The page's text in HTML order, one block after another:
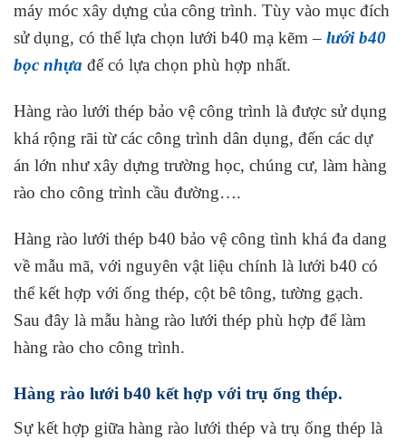
máy móc xây dựng của công trình. Tùy vào mục đích
sử dụng, có thể lựa chọn lưới b40 mạ kẽm – lưới b40
bọc nhựa để có lựa chọn phù hợp nhất.
Hàng rào lưới thép bảo vệ công trình là được sử dụng
khá rộng rãi từ các công trình dân dụng, đến các dự
án lớn như xây dựng trường học, chúng cư, làm hàng
rào cho công trình cầu đường….
Hàng rào lưới thép b40 bảo vệ công tình khá đa dang
về mẫu mã, với nguyên vật liệu chính là lưới b40 có
thể kết hợp với ống thép, cột bê tông, tường gạch.
Sau đây là mẫu hàng rào lưới thép phù hợp để làm
hàng rào cho công trình.
Hàng rào lưới b40 kết hợp với trụ ống thép.
Sự kết hợp giữa hàng rào lưới thép và trụ ống thép là